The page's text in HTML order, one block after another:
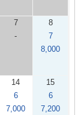
7
-
8
7
8,000
14
6
7,000
15
6
7,200